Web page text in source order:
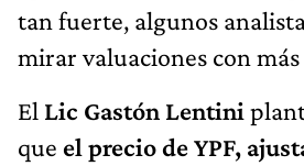
tan fuerte, algunos
mirar valuaciones con
El Lic Gastón Lentini
que el precio de YPF,